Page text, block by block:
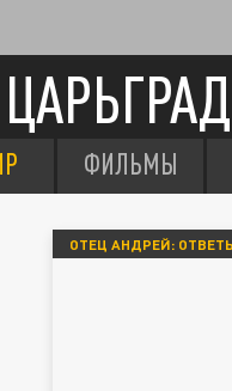
ЦАРЬГРАД
ФИЛЬМЫ
ОТЕЦ АНДРЕЙ: